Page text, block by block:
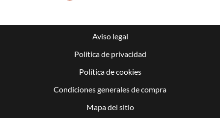
Aviso legal
Política de privacidad
Política de cookies
Condiciones generales de compra
Mapa del sitio